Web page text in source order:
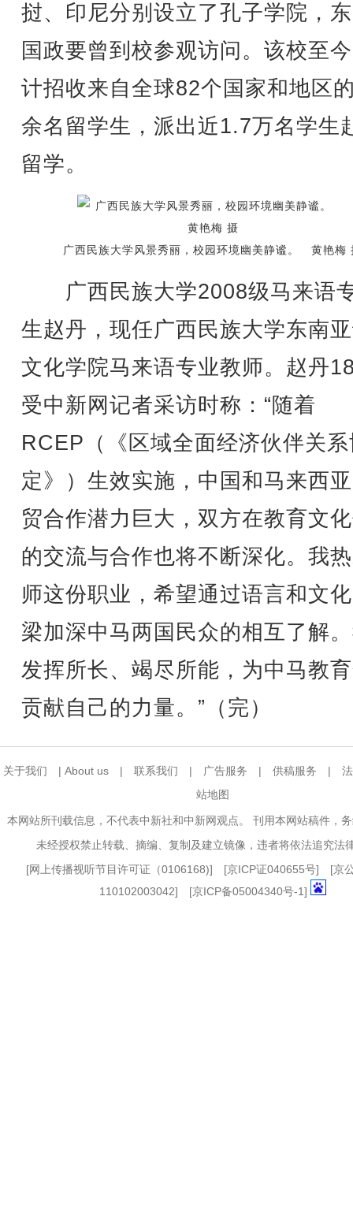
挝、印尼分别设立了孔子学院，
国政要曾到校参观访问。该校至
计招收来自全球82个国家和地区
余名留学生，派出近1.7万名学生
留学。
广西民族大学风景秀丽，校园环境幽美静谧。 黄艳梅
广西民族大学2008级马来语
生赵丹，现任广西民族大学东南
文化学院马来语专业教师。赵丹
受中新网记者采访时称：“随着
RCEP（《区域全面经济伙伴关
定》）生效实施，中国和马来西
贸合作潜力巨大，双方在教育文
的交流与合作也将不断深化。我
师这份职业，希望通过语言和文
梁加深中马两国民众的相互了解
发挥所长、竭尽所能，为中马教
贡献自己的力量。”（完）
关于我们 | About us | 联系我们 | 广告服务 | 供稿服务 |
站地图
本网站所刊载信息，不代表中新社和中新网观点。 刊用本网站稿件，
未经授权禁止转载、摘编、复制及建立镜像，违者将依法追究法
[网上传播视听节目许可证（0106168)] [京ICP证040655号] [京
110102003042] [京ICP备05004340号-1]